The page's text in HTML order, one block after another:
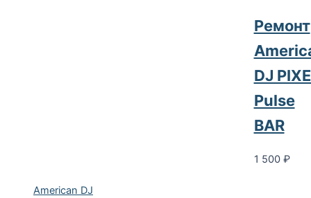
American DJ
Ремонт
DJ
Pulse
BAR
1 500 ₽